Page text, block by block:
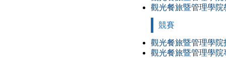
觀光餐旅暨管理學院
競賽
觀光餐旅暨管理學院
觀光餐旅暨管理學院